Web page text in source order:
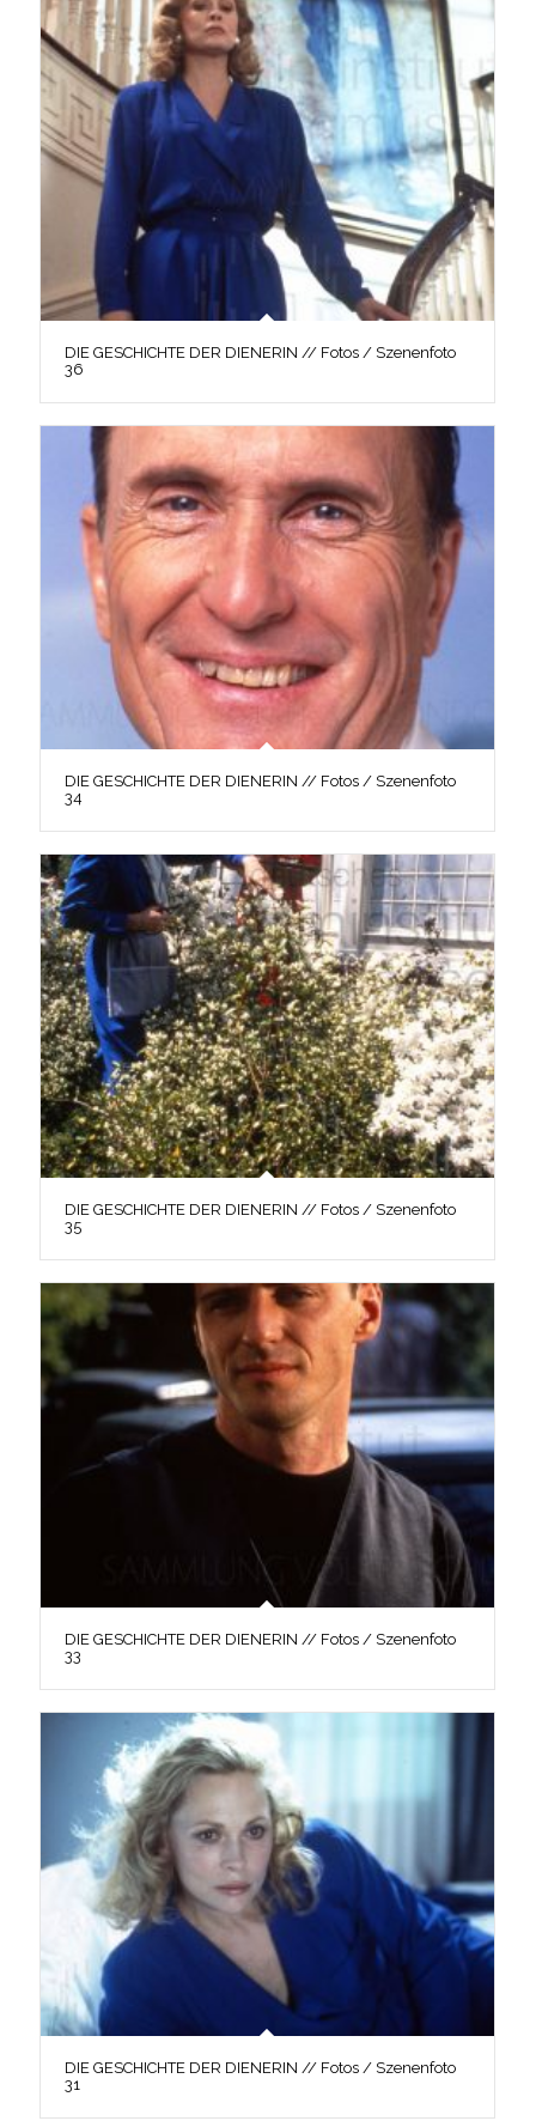
DIE GESCHICHTE DER DIENERIN // Fotos / Szenenfoto
36
DIE GESCHICHTE DER DIENERIN // Fotos / Szenenfoto
34
DIE GESCHICHTE DER DIENERIN // Fotos / Szenenfoto
35
DIE GESCHICHTE DER DIENERIN // Fotos / Szenenfoto
33
DIE GESCHICHTE DER DIENERIN // Fotos / Szenenfoto
31